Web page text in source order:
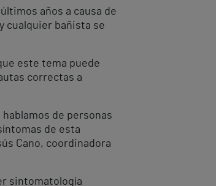
años a causa de
cualquier bañista se
este tema puede
correctas a
de personas
de esta
Cano, coordinadora
sintomatología